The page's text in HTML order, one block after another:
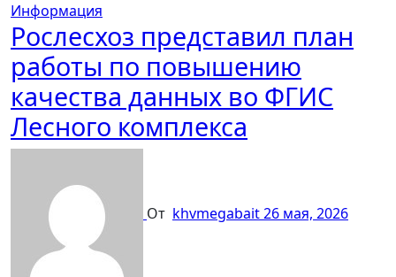
Информация
Рослесхоз представил план
работы по повышению
качества данных во ФГИС
Лесного комплекса
От khvmegabait26 мая, 2026